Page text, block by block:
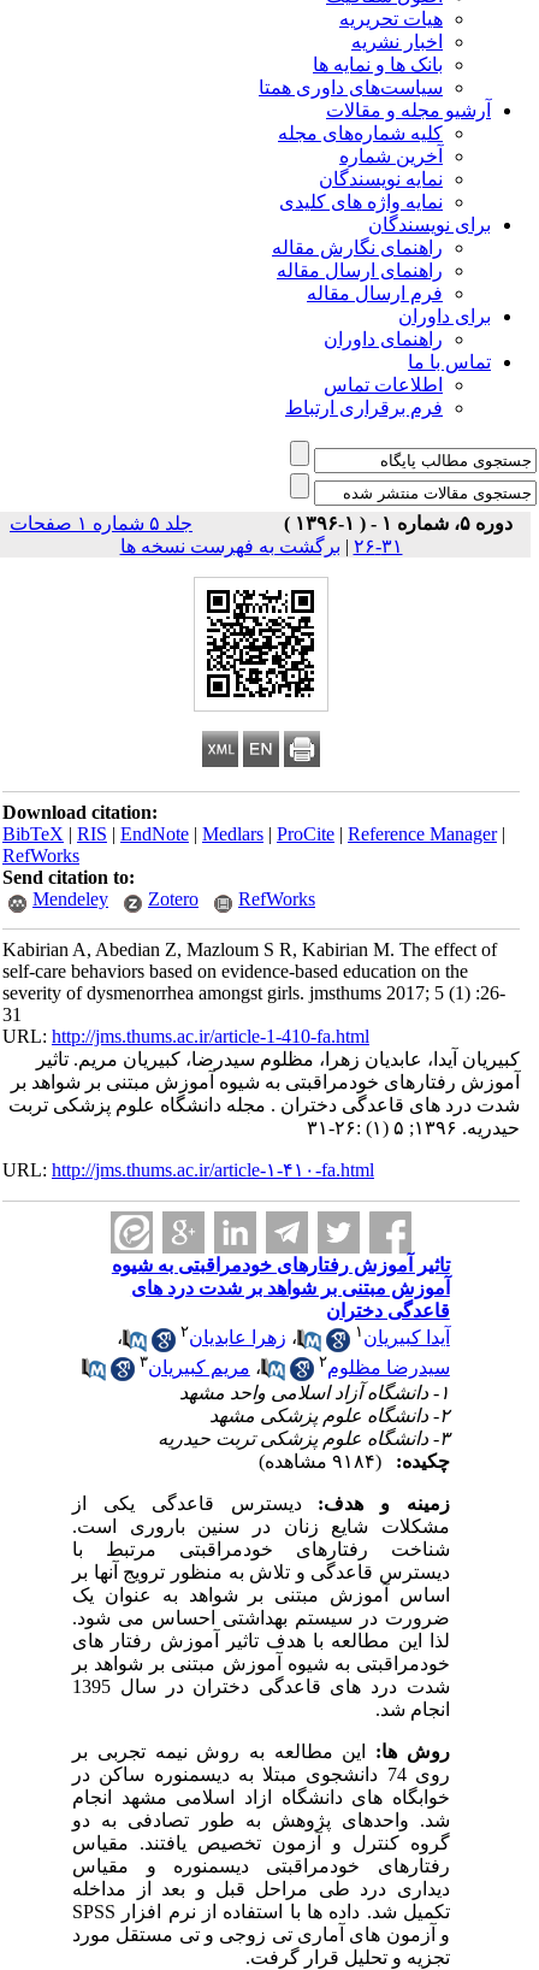
هیات تحریریه
اخبار نشریه
بانک ها و نمایه ها
سیاست‌های داوری همتا
مجله و مقالات
کلیه شماره‌های مجله
آخرین شماره
نمایه نویسندگان
نمایه واژه های کلیدی
نویسندگان
راهنمای نگارش مقاله
راهنمای ارسال مقاله
فرم ارسال مقاله
داوران
راهنمای داوران
با ما
اطلاعات تماس
فرم برقراری ارتباط
جلد ۵ شماره ۱ صفحات
برگشت به فهرست نسخه ها
Download citation:
BibTeX|RIS|EndNote| Medlars| ProCite|Reference
RefWorks
Send citation to:
Mendeley
Zotero RefWorks
Kabirian A, Abedian Z, Mazloum S R, Kabirian M. The
self-care behaviors based on evidence-based education on the
severity of dysmenorrhea amongst girls. jmsthums 2017; 5
URL:http://jms.thums.ac.ir/article-1-410-fa.html
آیدا، عابدیان زهرا، مظلوم سیدرضا، کبیریان مریم. تاثیر
رفتارهای خودمراقبتی به شیوه آموزش مبتنی بر شواهد بر
های قاعدگی دختران . مجله دانشگاه علوم پزشکی تربت
URL:http://jms.thums.ac.ir/article-۱-۴۱۰-fa.html
تاثیر آموزش رفتارهای خودمراقبتی به شیوه
آموزش مبتنی بر شواهد بر شدت درد های
قاعدگی دختران
آیدا کبیریان۱ ، زهرا عابدیان ۲
،
سیدرضا مظلوم۲ ، مریم کبیریان ۳
(۹۱۸۴ مشاهده)
زمینه و هدف:
دیسترس قاعدگی یکی از
مشکلات شایع زنان در سنین باروری است.
شناخت رفتارهای خودمراقبتی مرتبط با
دیسترس قاعدگی و تلاش به منظور ترویج آنها بر
اساس آموزش مبتنی بر شواهد به عنوان یک
ضرورت در سیستم بهداشتی احساس می شود.
لذا این مطالعه با هدف تاثیر آموزش رفتار های
خودمراقبتی به شیوه آموزش مبتنی بر شواهد بر
شدت درد های قاعدگی دختران در سال 1395
انجام شد.
روش­ ها: این مطالعه به روش نیمه تجربی بر
روی 74 دانشجوی مبتلا به دیسمنوره ساکن در
خوابگاه های دانشگاه ازاد اسلامی مشهد انجام
شد. واحدهای پژوهش به طور تصادفی به دو
گروه کنترل و آزمون تخصیص یافتند. مقیاس
رفتارهای خودمراقبتی دیسمنوره و مقیاس
دیداری درد طی مراحل قبل و بعد از مداخله
تکمیل شد. داده ها با استفاده از نرم افزار SPSS
و آزمون های آماری تی زوجی و تی مستقل مورد
تجزیه و تحلیل قرار گرفت.